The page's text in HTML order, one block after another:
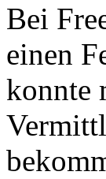
Bei
einen
konnte